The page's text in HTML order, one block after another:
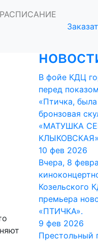
РАСПИСАНИЕ
В фойе КДЦ
перед
«Птичка,
бронзовая
«МАТУШКА
КЛЫКОВСКАЯ»
10 фев 2026
Вчера, 8
Козельского
премьера
«ПТИЧКА».
9 фев 2026
Престольный